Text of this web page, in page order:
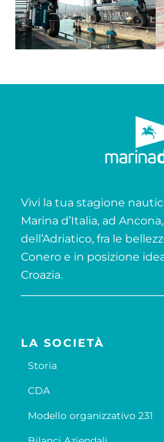
Vivi la tua stagione
Marina d’Italia, ad
dell’Adriatico, fra le
Conero e in posizione
Croazia.
LA SOCIETÀ
Storia
CDA
Modello organizzativo 231